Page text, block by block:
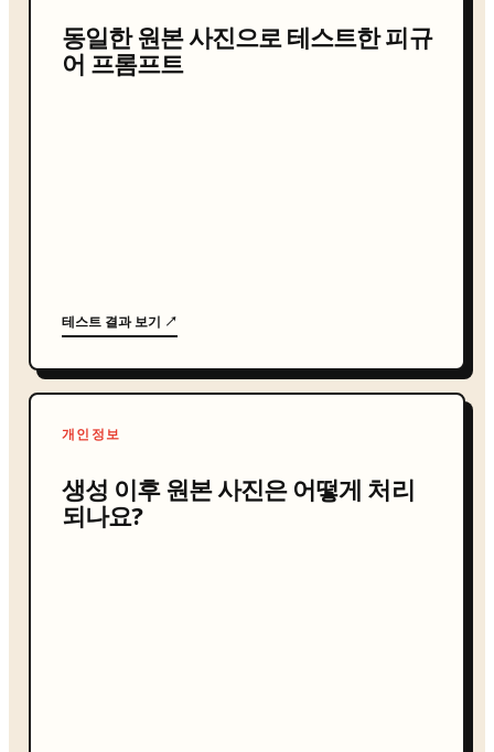
동일한 원본 사진으로 테스트한 피규
어 프롬프트
테스트 결과 보기 ↗
개인정보
생성 이후 원본 사진은 어떻게 처리
되나요?